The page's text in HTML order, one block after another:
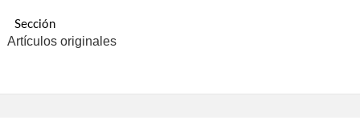
Sección
Artículos originales